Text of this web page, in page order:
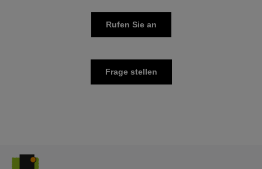
Rufen Sie an
Frage stellen